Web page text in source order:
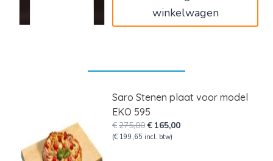
winkelwagen
Saro Stenen plaat voor model
EKO 595
€275,00Oorspronkelijke
prijs
€ 165,00Huidige
(€ 199,65 incl. btw)